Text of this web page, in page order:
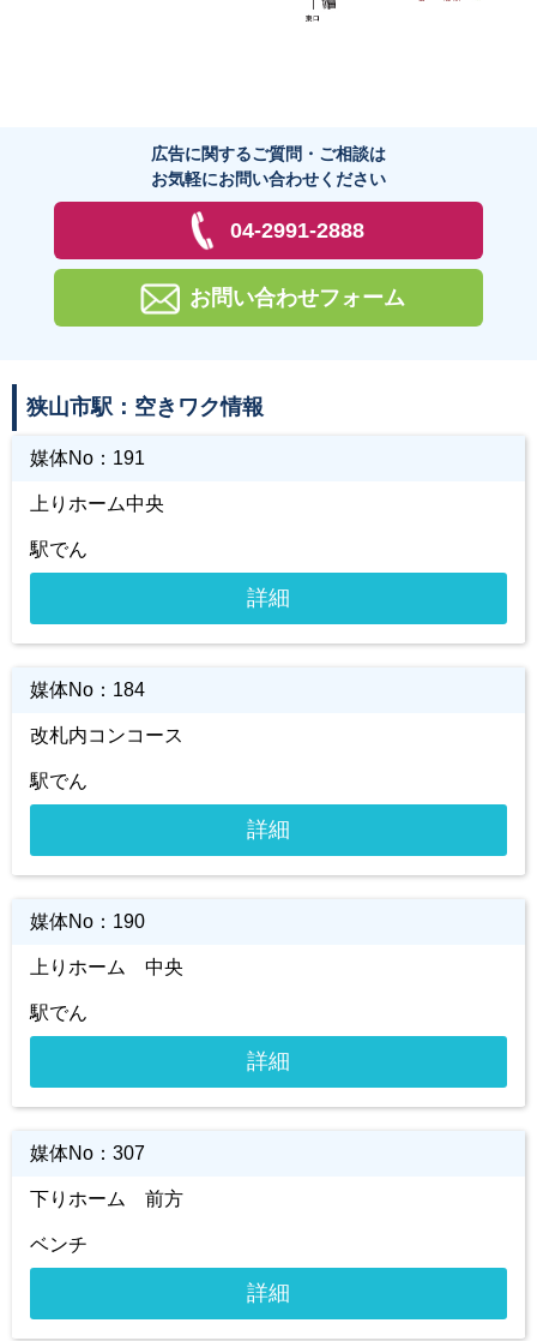
広告に関するご質問・ご相談は
お気軽にお問い合わせください
04-2991-2888
お問い合わせフォーム
狭山市駅：空きワク情報
媒体No： 191
上りホーム中央
駅でん
詳細
媒体No： 184
改札内コンコース
駅でん
詳細
媒体No： 190
上りホーム 中央
駅でん
詳細
媒体No： 307
下りホーム 前方
ベンチ
詳細